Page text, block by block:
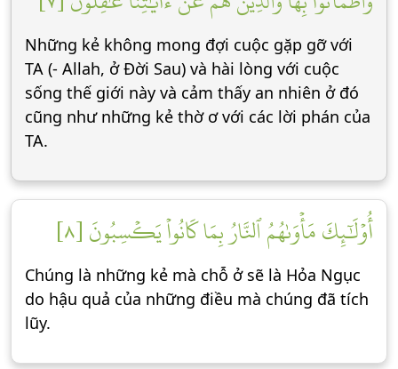
Những kẻ không mong đợi cuộc gặp gỡ với
TA (- Allah, ở Đời Sau) và hài lòng với cuộc
sống thế giới này và cảm thấy an nhiên ở đó
cũng như những kẻ thờ ơ với các lời phán của
TA.
أُوْلَٰٓئِكَ مَأۡوَىٰهُمُ ٱلنَّارُ بِمَا كَانُواْ يَكۡسِبُونَ [٨]
Chúng là những kẻ mà chỗ ở sẽ là Hỏa Ngục
do hậu quả của những điều mà chúng đã tích
lũy.